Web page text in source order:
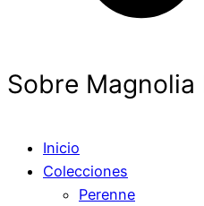
Sobre Magnolia
Inicio
Colecciones
Perenne